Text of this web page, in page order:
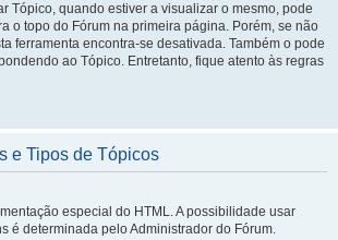
Tópico, quando estiver a visualizar o mesmo, pode
o topo do Fórum na primeira página. Porém, se não
ferramenta encontra-se desativada. Também o pode
ao Tópico. Entretanto, fique atento às regras
e Tipos de Tópicos
especial do HTML. A possibilidade usar
é determinada pelo Administrador do Fórum.